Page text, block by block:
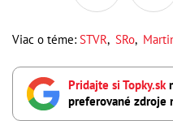
Viac o téme: STVR, SRo,
Pridajte si Topky.sk
preferované zdroje